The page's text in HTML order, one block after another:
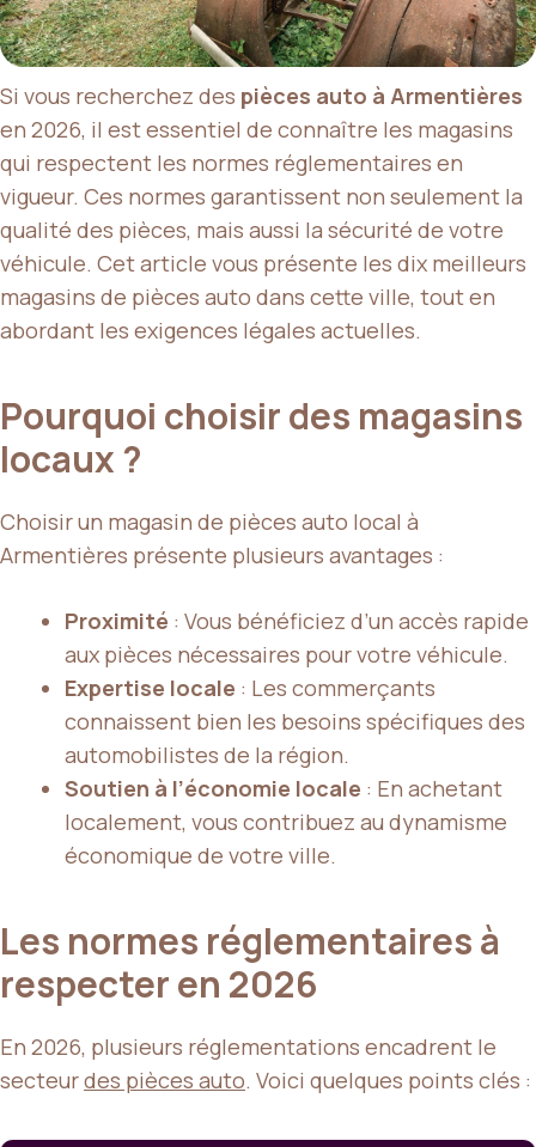
Si vous recherchez des pièces auto à Armentières
en 2026, il est essentiel de connaître les magasins
qui respectent les normes réglementaires en
vigueur. Ces normes garantissent non seulement la
qualité des pièces, mais aussi la sécurité de votre
véhicule. Cet article vous présente les dix meilleurs
magasins de pièces auto dans cette ville, tout en
abordant les exigences légales actuelles.
Pourquoi choisir des magasins
locaux ?
Choisir un magasin de pièces auto local à
Armentières présente plusieurs avantages :
Proximité : Vous bénéficiez d’un accès rapide
aux pièces nécessaires pour votre véhicule.
Expertise locale : Les commerçants
connaissent bien les besoins spécifiques des
automobilistes de la région.
Soutien à l’économie locale : En achetant
localement, vous contribuez au dynamisme
économique de votre ville.
Les normes réglementaires à
respecter en 2026
En 2026, plusieurs réglementations encadrent le
secteurdes pièces auto. Voici quelques points clés :